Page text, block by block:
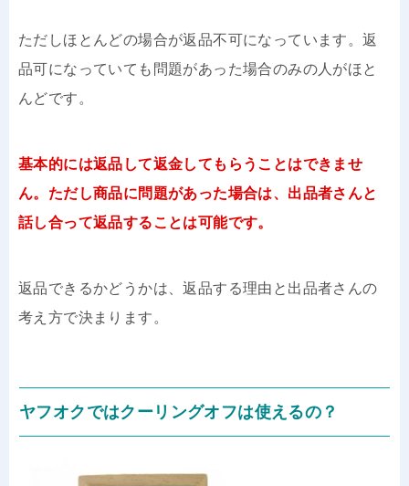
ただしほとんどの場合が返品不可になっています。返
品可になっていても問題があった場合のみの人がほと
んどです。
基本的には返品して返金してもらうことはできませ
ん。ただし商品に問題があった場合は、出品者さんと
話し合って返品することは可能です。
返品できるかどうかは、返品する理由と出品者さんの
考え方で決まります。
ヤフオクではクーリングオフは使えるの？